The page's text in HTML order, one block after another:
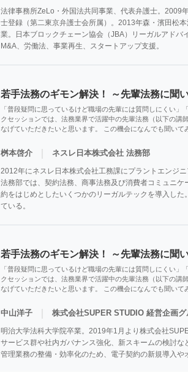
法律事務所ZeLo・外国法共同事業、代表弁護士。2009
士登録（第二東京弁護士会所属）。2013年森・濱田松
業。日本ブロックチェーン協会（JBA）リーガルアドバ
M&A、労働法、事業再生、スタートアップ支援。
若手法務のギモン解決！ ～先輩法務に聞
「普段疑問に思っているけど職場の先輩には質問しにくい
クセッションでは、法務業界で活躍中の先輩法務（以下の
なげていただきたいと思います。 この機会になんでも聞いて
桝本啓介 ネスレ日本株式会社 法務部
2012年にネスレ日本株式会社工務課にプラントエンジ
法務部では、契約法務、商事法務及び消費者コミュニ
約をはじめとしたいくつかのリーガルテックを導入し
ている。
若手法務のギモン解決！ ～先輩法務に聞
「普段疑問に思っているけど職場の先輩には質問しにくい
クセッションでは、法務業界で活躍中の先輩法務（以下の
なげていただきたいと思います。 この機会になんでも聞いて
中山洋子 株式会社SUPER STUDIO 経営企画
明治大学法科大学院卒業。2019年1月より株式会社
サービス群や社内ガバナンス強化、新スキームの検討
管理業務の整備・効率化のため、電子契約の新規導入や